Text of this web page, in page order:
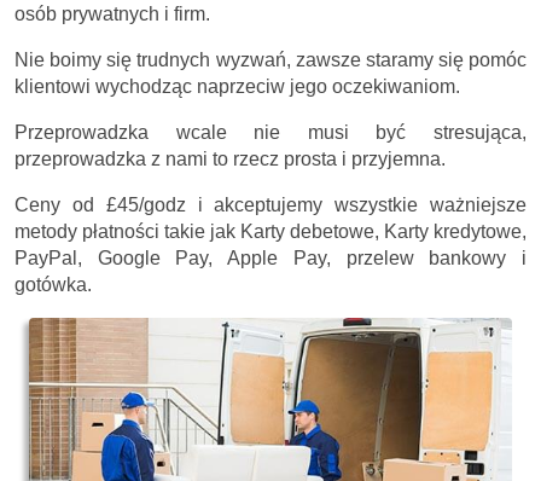
osób prywatnych i firm.
Nie boimy się trudnych wyzwań, zawsze staramy się pomóc
klientowi wychodząc naprzeciw jego oczekiwaniom.
Przeprowadzka wcale nie musi być stresująca,
przeprowadzka z nami to rzecz prosta i przyjemna.
Ceny od £45/godz i akceptujemy wszystkie ważniejsze
metody płatności takie jak Karty debetowe, Karty kredytowe,
PayPal, Google Pay, Apple Pay, przelew bankowy i
gotówka.